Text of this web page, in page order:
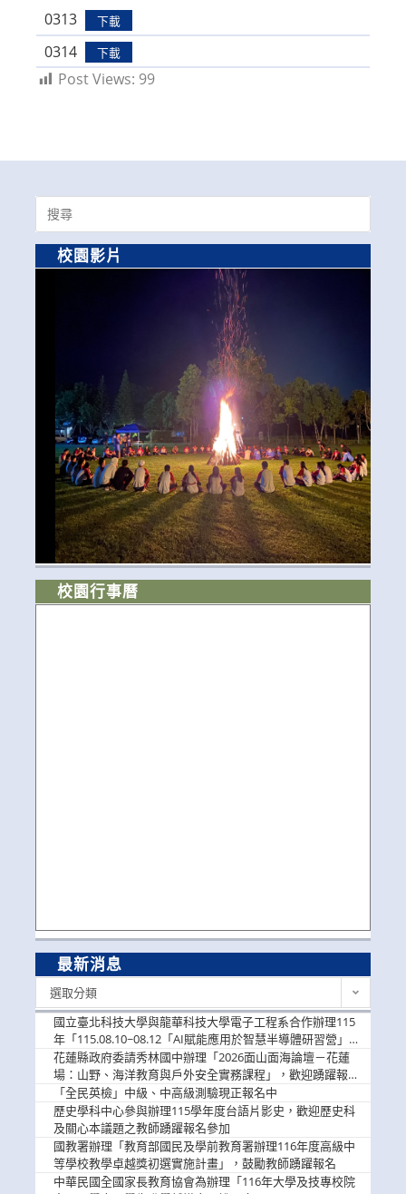
0313
下載
0314 下載
Post Views: 99
Search
for:
校園影片
校園行事曆
最新消息
選取分類
國立臺北科技大學與龍華科技大學電子工程系合作辦理115
年「115.08.10~08.12「AI賦能應用於智慧半導體研習營」，
歡迎學生踴躍報名參加
花蓮縣政府委請秀林國中辦理「2026面山面海論壇－花蓮
場：山野、海洋教育與戶外安全實務課程」，歡迎踴躍報名
參加
「全民英檢」中級、中高級測驗現正報名中
歷史學科中心參與辦理115學年度台語片影史，歡迎歷史科
及關心本議題之教師踴躍報名參加
國教署辦理「教育部國民及學前教育署辦理116年度高級中
等學校教學卓越獎初選實施計畫」，鼓勵教師踴躍報名
中華民國全國家長教育協會為辦理「116年大學及技專校院